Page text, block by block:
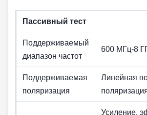
Пассивный тест
Поддерживаемый
диапазон частот
600 МГц-8
Поддерживаемая
поляризация
Линейная
Усиление,